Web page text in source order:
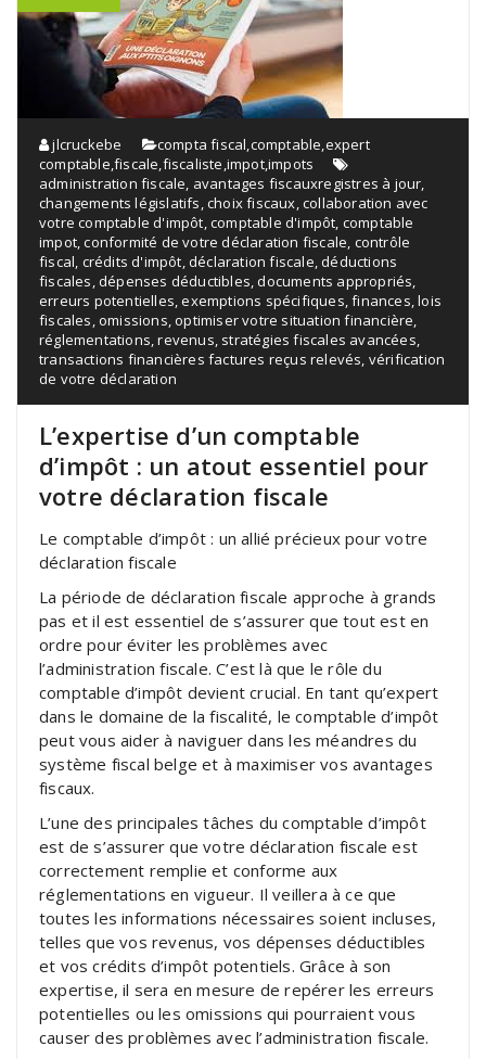
jlcruckebe compta fiscal comptable expert
comptable ,fiscale fiscaliste impot,impots
administration fiscale avantages fiscauxregistres à jour
changements législatifs ,choix fiscaux ,collaboration avec
votre comptable d'impôt ,comptable d'impôt comptable
impot ,conformité de votre déclaration fiscale contrôle
fiscal crédits d'impôt ,déclaration fiscale ,déductions
fiscales ,dépenses déductibles ,documents appropriés
erreurs potentielles ,exemptions spécifiques ,finances ,lois
fiscales ,omissions ,optimiser votre situation financière
réglementations ,revenus stratégies fiscales avancées
transactions financières factures reçus relevés vérification
de votre déclaration
L’expertise d’un comptable
d’impôt : un atout essentiel pour
votre déclaration fiscale
Le comptable d’impôt : un allié précieux pour votre
déclaration fiscale
La période de déclaration fiscale approche à grands
pas et il est essentiel de s’assurer que tout est en
ordre pour éviter les problèmes avec
l’administration fiscale. C’est là que le rôle du
comptable d’impôt devient crucial. En tant qu’expert
dans le domaine de la fiscalité, le comptable d’impôt
peut vous aider à naviguer dans les méandres du
système fiscal belge et à maximiser vos avantages
fiscaux.
L’une des principales tâches du comptable d’impôt
est de s’assurer que votre déclaration fiscale est
correctement remplie et conforme aux
réglementations en vigueur. Il veillera à ce que
toutes les informations nécessaires soient incluses,
telles que vos revenus, vos dépenses déductibles
et vos crédits d’impôt potentiels. Grâce à son
expertise, il sera en mesure de repérer les erreurs
potentielles ou les omissions qui pourraient vous
causer des problèmes avec l’administration fiscale.